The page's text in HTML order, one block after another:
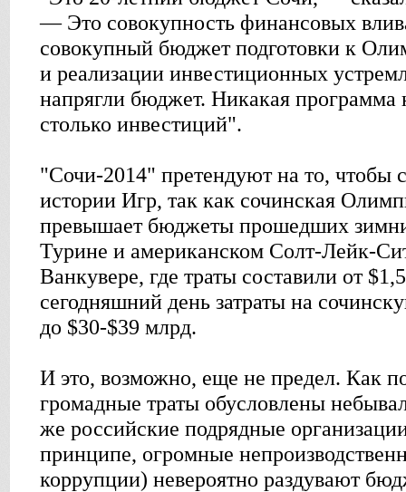
— Это совокупность финансовых
совокупный бюджет подготовки к
и реализации инвестиционных
напрягли бюджет. Никакая программа
столько инвестиций".
"Сочи-2014" претендуют на то, чтобы
истории Игр, так как сочинская
превышает бюджеты прошедших
Турине и американском Солт-Лейк-
Ванкувере, где траты составили от
сегодняшний день затраты на
до $30-$39 млрд.
И это, возможно, еще не предел. Как
громадные траты обусловлены
же российские подрядные
принципе, огромные
коррупции) невероятно раздувают